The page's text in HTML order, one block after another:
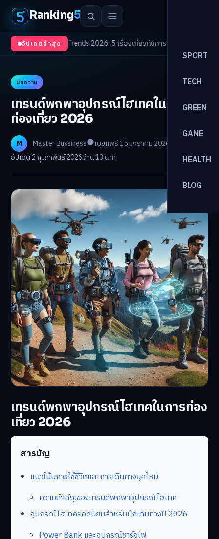
Ranking5
SPORT
TECH
GREEN
GAME
HEALTH
BLOG
อัปเดตล่าสุด
Health Trends 2026: 5 เรื่องเกี่ยวกับการแพทย์ที่ควรรู้
บทความ
เทรนด์พกพาอุปกรณ์ไฮเทคในการ
ท่องเที่ยว 2026
M Master Bussiness
เผยแพร่ 15 มกราคม 2026
อัปเดต 2 กุมภาพันธ์ 2026อ่าน 13 นาที
เทรนด์พกพาอุปกรณ์ไฮเทคในการท่อง
เที่ยว 2026
สารบัญ
แนวโน้มการใช้ชีวิตและการเดินทางยุคใหม่
ความสำคัญของเทรนด์พกพาอุปกรณ์ไฮเทค
อุปกรณ์ไฮเทคยอดนิยมสำหรับนักเดินทางปี 2026
Power Bank และอุปกรณ์ชาร์จไฟ